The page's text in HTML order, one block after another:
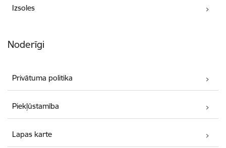
Izsoles
Noderīgi
Privātuma politika
Piekļūstamība
Lapas karte